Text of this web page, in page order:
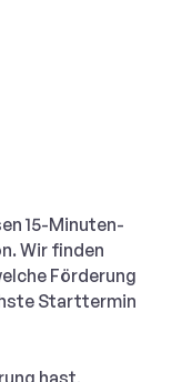
15-Minuten-
Wir finden
Förderung
Starttermin
hast,